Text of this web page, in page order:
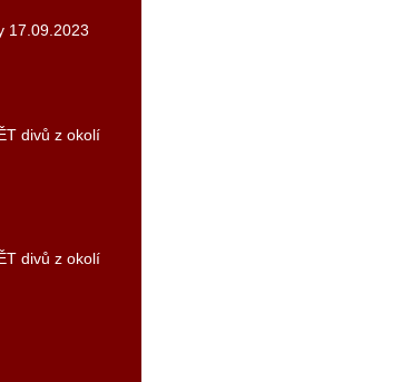
17.09.2023
divů z okolí
divů z okolí